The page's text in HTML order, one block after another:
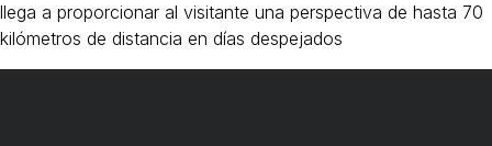
llega a proporcionar al visitante una perspectiva de hasta 70
kilómetros de distancia en días despejados